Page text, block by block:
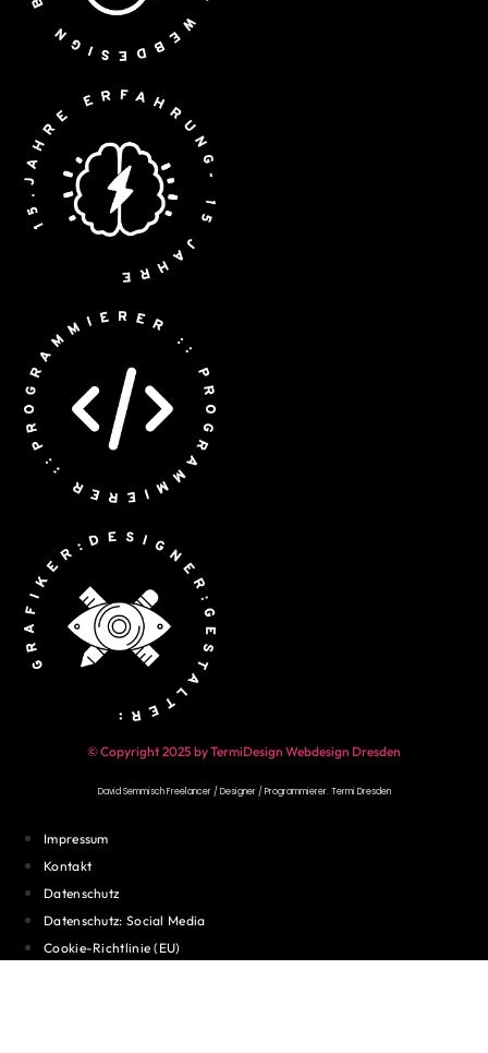
© Copyright 2025 by TermiDesign Webdesign Dresden
David Semmisch Freelancer / Designer / Programmierer.Termi Dresden
Impressum
Kontakt
Datenschutz
Datenschutz: Social Media
Cookie-Richtlinie (EU)